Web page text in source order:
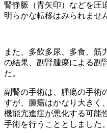
腎静脈（青矢印）などを圧
明らかな転移はみられませ
また、多飲多尿、多食、筋
の結果、副腎腫瘍による副
た。
副腎の手術は、腫瘍の手術
すが、腫瘍はかなり大きく
機能亢進症が悪化する可能
手術を行うこととしました。